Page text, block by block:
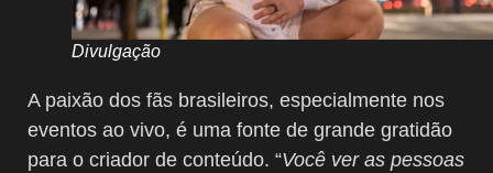
Divulgação
A paixão dos fãs brasileiros, especialmente nos
eventos ao vivo, é uma fonte de grande gratidão
para o criador de conteúdo. “Você ver as pessoas